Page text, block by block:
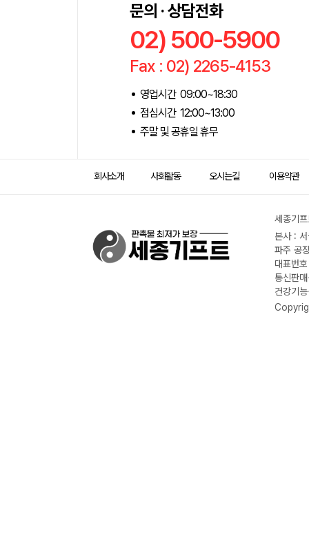
문의 · 상담전화
02) 500-5900
Fax : 02) 2265-4153
영업시간 09:00~18:30
점심시간 12:00~13:00
주말 및 공휴일 휴무
회사소개 사회활동 오시는길 이용약관
세종기
본사 :
파주 공
대표번
통신판
건강기